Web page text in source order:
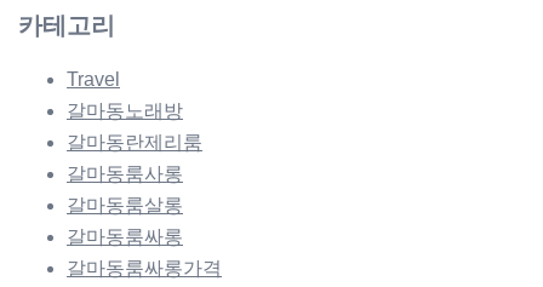
카테고리
Travel
갈마동노래방
갈마동란제리룸
갈마동룸사롱
갈마동룸살롱
갈마동룸싸롱
갈마동룸싸롱가격